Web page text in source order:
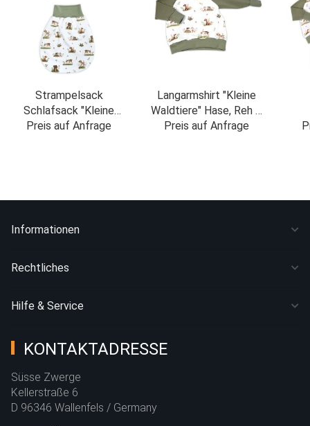
Strampelsack
Schlafsack "Kleine
Waldtiere" Hase, Reh &
Preis auf Anfrage
Langarmshirt "Kleine
Waldtiere" Hase, Reh &
Bär creme-olivgrün
Preis auf Anfrage
Informationen
Rechtliches
Hilfe & Service
KONTAKTADRESSE
Süsse Zwerge
Kellerstraße 6
D 96346 Wallenfels / Germany